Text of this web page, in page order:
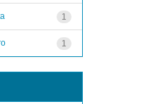
1
1